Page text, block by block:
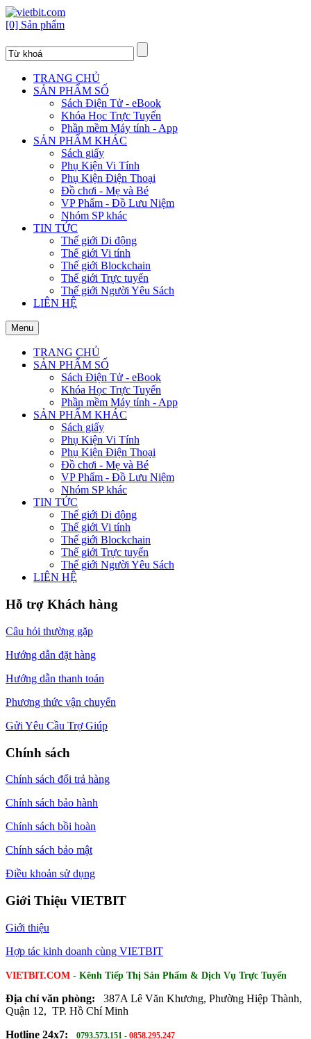
[0] Sản phẩm
TRANG CHỦ
SẢN PHẨM SỐ
Sách Điện Tử - eBook
Khóa Học Trực Tuyến
Phần mềm Máy tính - App
SẢN PHẨM KHÁC
Sách giấy
Phụ Kiện Vi Tính
Phụ Kiện Điện Thoại
Đồ chơi - Mẹ và Bé
VP Phẩm - Đồ Lưu Niệm
Nhóm SP khác
TIN TỨC
Thế giới Di động
Thế giới Vi tính
Thế giới Blockchain
Thế giới Trực tuyến
Thế giới Người Yêu Sách
LIÊN HỆ
Menu
TRANG CHỦ
SẢN PHẨM SỐ
Sách Điện Tử - eBook
Khóa Học Trực Tuyến
Phần mềm Máy tính - App
SẢN PHẨM KHÁC
Sách giấy
Phụ Kiện Vi Tính
Phụ Kiện Điện Thoại
Đồ chơi - Mẹ và Bé
VP Phẩm - Đồ Lưu Niệm
Nhóm SP khác
TIN TỨC
Thế giới Di động
Thế giới Vi tính
Thế giới Blockchain
Thế giới Trực tuyến
Thế giới Người Yêu Sách
LIÊN HỆ
Hỗ trợ Khách hàng
Câu hỏi thường gặp
Hướng dẫn đặt hàng
Hướng dẫn thanh toán
Phương thức vận chuyển
Gửi Yêu Cầu Trợ Giúp
Chính sách
Chính sách đổi trả hàng
Chính sách bảo hành
Chính sách bồi hoàn
Chính sách bảo mật
Điều khoản sử dụng
Giới Thiệu VIETBIT
Giới thiệu
Hợp tác kinh doanh cùng VIETBIT
VIETBIT.COM - Kênh Tiếp Thị Sản Phẩm & Dịch Vụ Trực Tuyến
Địa chỉ văn phòng: 387A Lê Văn Khương, Phường Hiệp Thành,
Quận 12, TP. Hồ Chí Minh
Hotline 24x7:
0793.573.151 - 0858.295.247